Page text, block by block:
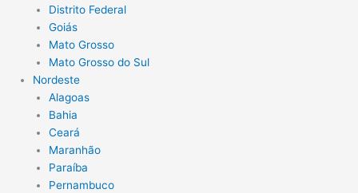
Distrito Federal
Goiás
Mato Grosso
Mato Grosso do Sul
Nordeste
Alagoas
Bahia
Ceará
Maranhão
Paraíba
Pernambuco